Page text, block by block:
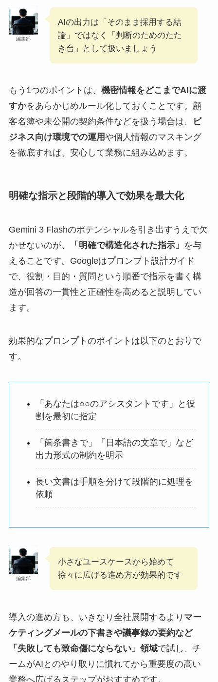
編集部
AIの出力は「そのまま採用する結
論」ではなく「判断のためのたた
き台」として扱いましょう
もう1つのポイントは、 機密情報をどこまでAIに渡
すかをあらかじめルール化しておくことです。顧
客名簿や未公開の契約条件などを扱う場合は、
ビ
ジネス向け環境での運用や個人情報のマスキング
を徹底すれば、安心して業務に組み込めます。
明確な指示と段階的導入で効果を最大化
Gemini 3 Flashのポテンシャルを引き出すうえで欠
かせないのが、
「明確で構造化された指示」 を与
えることです。Googleはプロンプト設計ガイド
で、役割・目的・質問という順番で指示を書く構
造が回答の一貫性と正確性を高めると説明してい
ます。
効果的なプロンプトのポイントは以下のとおりで
す。
「あなたは○○のアシスタントです」と役
割を最初に指定
「箇条書きで」「日本語の文章で」など
出力形式の制約を明示
長い文書は手順を分けて段階的に処理を
依頼
編集部
小さなユースケースから始めて
徐々に広げる進め方が効果的です
導入の進め方も、いきなり全社展開するより マー
ケティングメールの下書きや議事録の要約など
「失敗しても致命傷にならない」領域で試し、チ
ームがAIとのやり取りに慣れてから重要度の高い
業務へ広げるステップがおすすめです。